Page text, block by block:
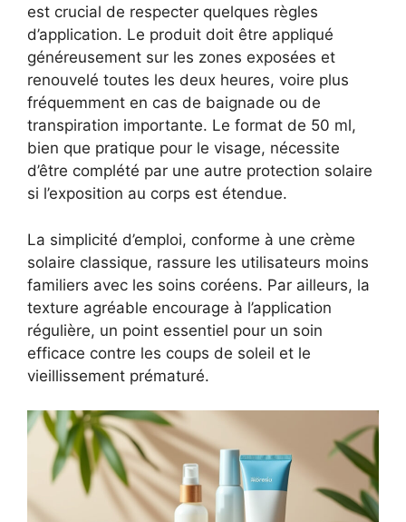
est crucial de respecter quelques règles
d’application. Le produit doit être appliqué
généreusement sur les zones exposées et
renouvelé toutes les deux heures, voire plus
fréquemment en cas de baignade ou de
transpiration importante. Le format de 50 ml,
bien que pratique pour le visage, nécessite
d’être complété par une autre protection solaire
si l’exposition au corps est étendue.
La simplicité d’emploi, conforme à une crème
solaire classique, rassure les utilisateurs moins
familiers avec les soins coréens. Par ailleurs, la
texture agréable encourage à l’application
régulière, un point essentiel pour un soin
efficace contre les coups de soleil et le
vieillissement prématuré.